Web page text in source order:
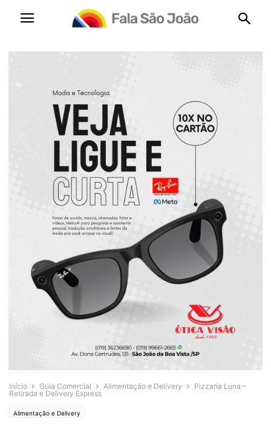
Início Guia Comercial Alimentação e Delivery
Pizzaria Luna –
Retirada e Delivery Express
Alimentação e Delivery